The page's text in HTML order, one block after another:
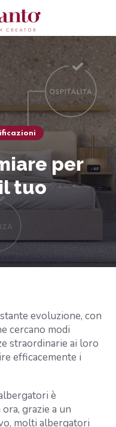
per
tuo
evoluzione, con
cercano modi
straordinarie ai loro
efficacemente i
è
grazie a un
molti albergatori